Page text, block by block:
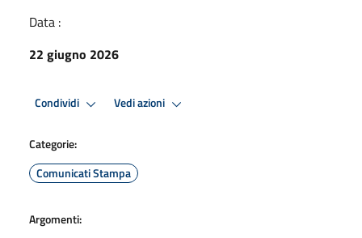
Data :
22 giugno 2026
Condividi Vedi azioni
Categorie:
Comunicati Stampa
Argomenti: